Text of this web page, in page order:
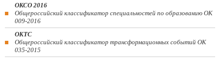
ОКСО 2016
Общероссийский классификатор специальностей по образованию ОК
009-2016
ОКТС
Общероссийский классификатор трансформационных событий ОК
035-2015